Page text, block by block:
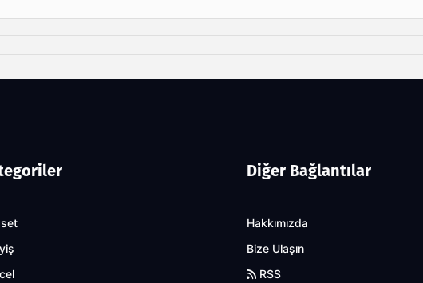
Diğer Bağlantılar
Hakkımızda
Bize Ulaşın
RSS